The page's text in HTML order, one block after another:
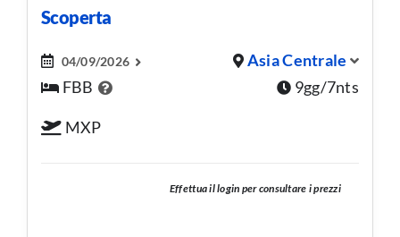
Scoperta
04/09/2026
Asia Centrale
FBB
9gg/7nts
MXP
Effettua il login per consultare i prezzi